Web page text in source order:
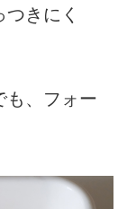
きにく
も、フォー